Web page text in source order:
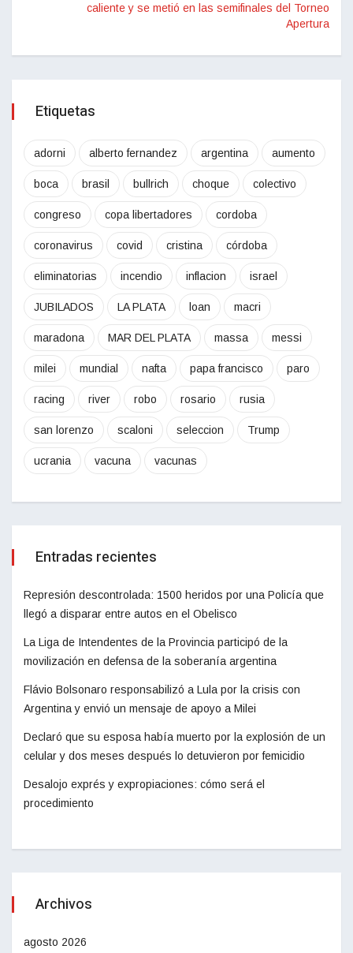
caliente y se metió en las semifinales del Torneo
Apertura
Etiquetas
adorni alberto fernandez argentina aumento
boca brasil bullrich choque colectivo
congreso copa libertadores cordoba
coronavirus covid cristina córdoba
eliminatorias incendio inflacion israel
JUBILADOS LA PLATA loan macri
maradona MAR DEL PLATA massa messi
milei mundial nafta papa francisco paro
racing river robo rosario rusia
san lorenzo scaloni seleccion Trump
ucrania vacuna vacunas
Entradas recientes
Represión descontrolada: 1500 heridos por una Policía que
llegó a disparar entre autos en el Obelisco
La Liga de Intendentes de la Provincia participó de la
movilización en defensa de la soberanía argentina
Flávio Bolsonaro responsabilizó a Lula por la crisis con
Argentina y envió un mensaje de apoyo a Milei
Declaró que su esposa había muerto por la explosión de un
celular y dos meses después lo detuvieron por femicidio
Desalojo exprés y expropiaciones: cómo será el
procedimiento
Archivos
agosto 2026